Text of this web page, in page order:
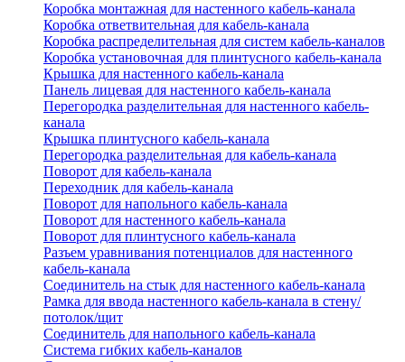
Коробка монтажная для настенного кабель-канала
Коробка ответвительная для кабель-канала
Коробка распределительная для систем кабель-каналов
Коробка установочная для плинтусного кабель-канала
Крышка для настенного кабель-канала
Панель лицевая для настенного кабель-канала
Перегородка разделительная для настенного кабель-
канала
Крышка плинтусного кабель-канала
Перегородка разделительная для кабель-канала
Поворот для кабель-канала
Переходник для кабель-канала
Поворот для напольного кабель-канала
Поворот для настенного кабель-канала
Поворот для плинтусного кабель-канала
Разъем уравнивания потенциалов для настенного
кабель-канала
Соединитель на стык для настенного кабель-канала
Рамка для ввода настенного кабель-канала в стену/
потолок/щит
Соединитель для напольного кабель-канала
Система гибких кабель-каналов